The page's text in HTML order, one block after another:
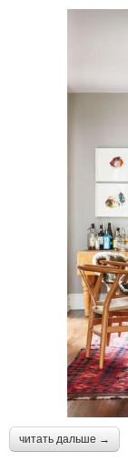
читать дальше →